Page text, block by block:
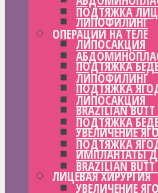
ЛИПОФИЛИНГ
ЛИПОСАКЦИЯ
ПОДТЯЖКА
ПОДТЯЖКА
BRAZILIAN BUTT
УВЕЛИЧЕНИЕ
ИМПЛАНТАТЫ
ЛИЦЕВАЯ ХИРУРГИЯ
ПОДТЯЖКА
ОПЕРАЦИИ НА ТЕЛЕ
ЛИПОФИЛИНГ
ЛИПОСАКЦИЯ
ПОДТЯЖКА
ПОДТЯЖКА
BRAZILIAN
УВЕЛИЧЕНИЕ